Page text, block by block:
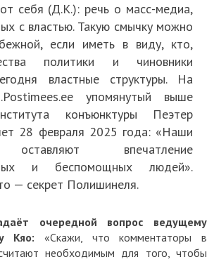
себя (Д.К.): речь о масс-медиа,
с властью. Такую смычку можно
если иметь в виду, кто,
политики и чиновники
властные структуры. На
упомянутый выше
конъюнктуры Пеэтер
28 февраля 2025 года: «Наши
впечатление
и беспомощных людей».
— секрет Полишинеля.
очередной вопрос ведущему
Кяо: «Скажи, что комментаторы в
необходимым для того, чтобы